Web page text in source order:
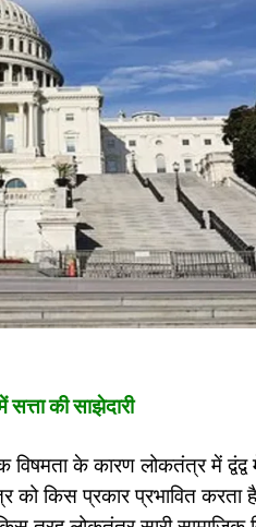
सत्ताकी साझेदारी
के कारण लोकतंत्र में द्वंद्व
को किस प्रकार प्रभावित